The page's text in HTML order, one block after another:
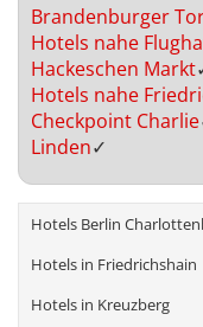
Brandenburger
Hotels nahe
Hackeschen Markt
Hotels nahe
Checkpoint Charlie
Linden✓
Hotels Berlin
Hotels in Friedrichshain
Hotels in Kreuzberg